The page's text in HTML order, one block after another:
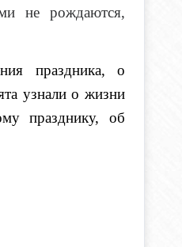
не рождаются,
праздника, о
узнали о жизни
празднику, об